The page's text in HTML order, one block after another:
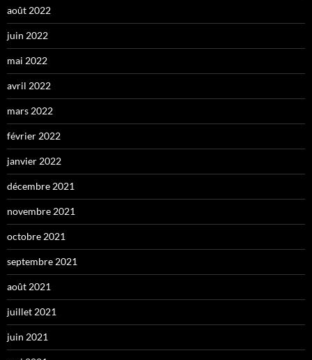
août 2022
juin 2022
mai 2022
avril 2022
mars 2022
février 2022
janvier 2022
décembre 2021
novembre 2021
octobre 2021
septembre 2021
août 2021
juillet 2021
juin 2021